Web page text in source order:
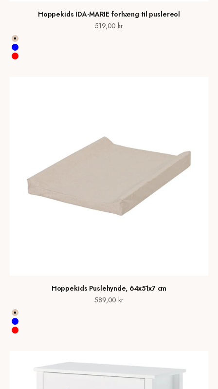
Hoppekids IDA-MARIE forhæng til puslereol
Salgspris
519,00 kr
Frappé SAND
Blue
Red
Hoppekids Puslehynde, 64x51x7 cm
Salgspris
589,00 kr
Frappé SAND
Blue
Red